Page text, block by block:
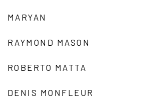
MARYAN
RAYMOND MASON
ROBERTO MATTA
DENIS MONFLEUR